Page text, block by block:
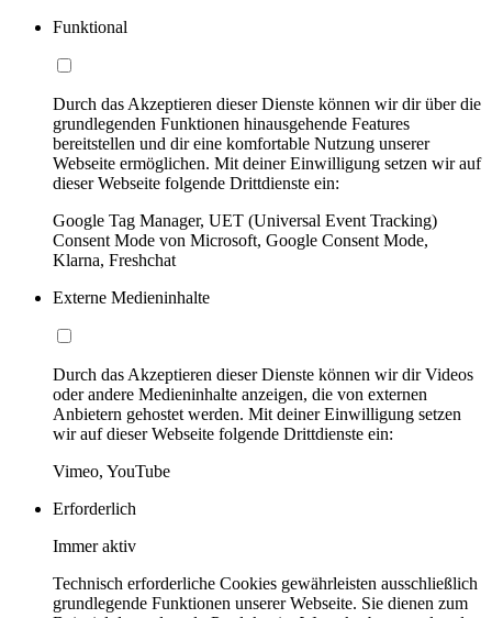
Funktional
Durch das Akzeptieren dieser Dienste können wir dir über die
grundlegenden Funktionen hinausgehende Features
bereitstellen und dir eine komfortable Nutzung unserer
Webseite ermöglichen. Mit deiner Einwilligung setzen wir auf
dieser Webseite folgende Drittdienste ein:
Google Tag Manager, UET (Universal Event Tracking)
Consent Mode von Microsoft, Google Consent Mode,
Klarna, Freshchat
Externe Medieninhalte
Durch das Akzeptieren dieser Dienste können wir dir Videos
oder andere Medieninhalte anzeigen, die von externen
Anbietern gehostet werden. Mit deiner Einwilligung setzen
wir auf dieser Webseite folgende Drittdienste ein:
Vimeo, YouTube
Erforderlich
Immer aktiv
Technisch erforderliche Cookies gewährleisten ausschließlich
grundlegende Funktionen unserer Webseite. Sie dienen zum